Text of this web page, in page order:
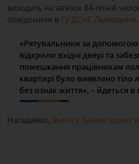
виходить на зв’язок 84-літній
повідомили в ГУ ДСНС Львівщини.
«Рятувальники за допомогою
відкрили вхідні двері та
помешкання працівникам
квартирі було виявлено тіло
без ознак життя», – йдеться в
Нагадаємо, вночі у Львові вщент